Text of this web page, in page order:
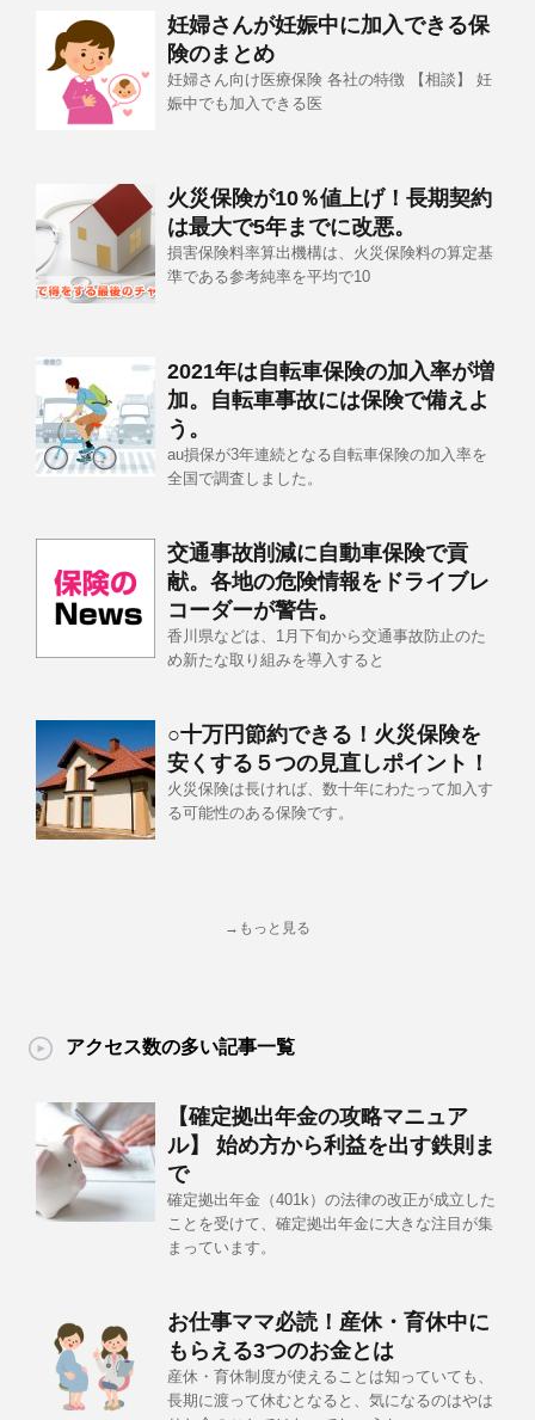
妊婦さんが妊娠中に加入できる保
険のまとめ
妊婦さん向け医療保険 各社の特徴 【相談】 妊
娠中でも加入できる医
火災保険が10％値上げ！長期契約
は最大で5年までに改悪。
損害保険料率算出機構は、火災保険料の算定基
準である参考純率を平均で10
2021年は自転車保険の加入率が増
加。自転車事故には保険で備えよ
う。
au損保が3年連続となる自転車保険の加入率を
全国で調査しました。
交通事故削減に自動車保険で貢
献。各地の危険情報をドライブレ
コーダーが警告。
香川県などは、1月下旬から交通事故防止のた
め新たな取り組みを導入すると
○十万円節約できる！火災保険を
安くする５つの見直しポイント！
火災保険は長ければ、数十年にわたって加入す
る可能性のある保険です。
→もっと見る
アクセス数の多い記事一覧
【確定拠出年金の攻略マニュア
ル】 始め方から利益を出す鉄則ま
で
確定拠出年金（401k）の法律の改正が成立した
ことを受けて、確定拠出年金に大きな注目が集
まっています。
お仕事ママ必読！産休・育休中に
もらえる3つのお金とは
産休・育休制度が使えることは知っていても、
長期に渡って休むとなると、気になるのはやは